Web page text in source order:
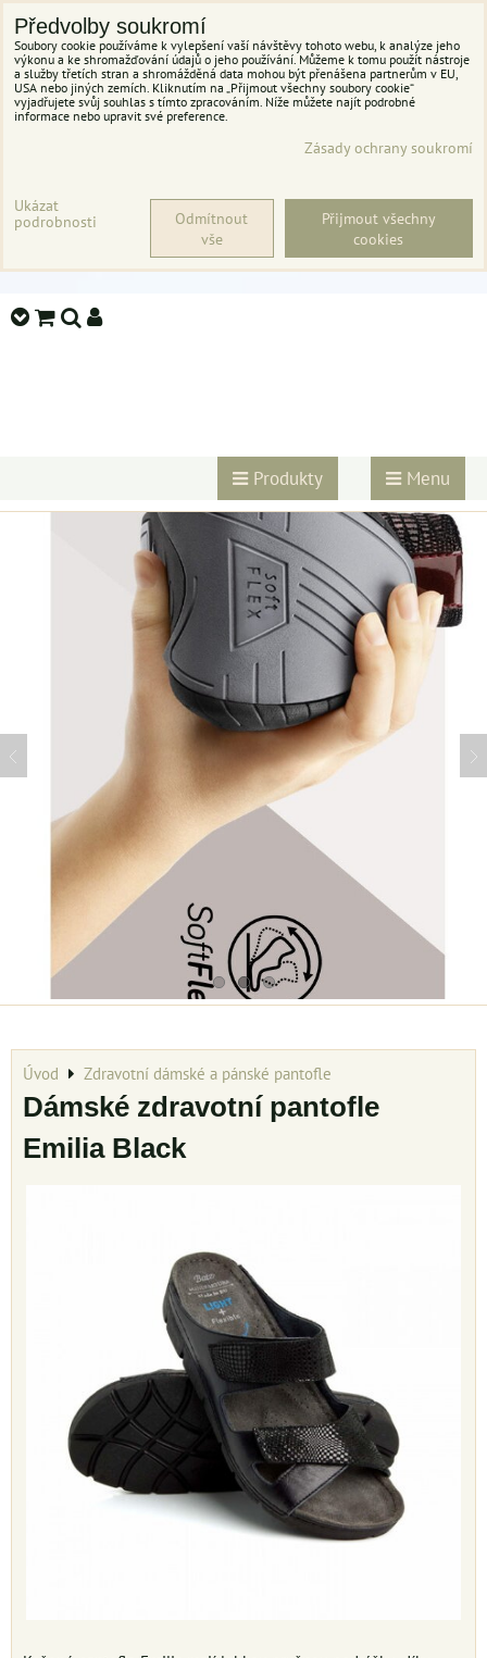
Produkty Menu
Úvod Zdravotní dámské a pánské pantofle
Dámské zdravotní pantofle
Emilia Black
Předvolby soukromí
Soubory cookie používáme k vylepšení vaší návštěvy tohoto webu, k analýze jeho
výkonu a ke shromažďování údajů o jeho používání. Můžeme k tomu použít nástroje
a služby třetích stran a shromážděná data mohou být přenášena partnerům v EU,
USA nebo jiných zemích. Kliknutím na „Přijmout všechny soubory cookie“
vyjadřujete svůj souhlas s tímto zpracováním. Níže můžete najít podrobné
informace nebo upravit své preference.
Zásady ochrany soukromí
Ukázat
podrobnosti
Přijmout všechny
cookies
Odmítnout
vše